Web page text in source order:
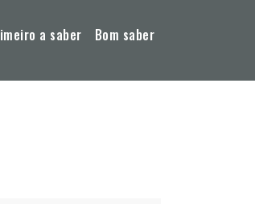
a saber Bom saber